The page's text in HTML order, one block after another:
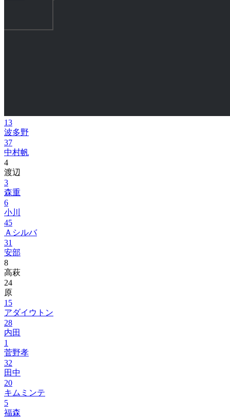
13
波多野
37
中村帆
4
渡辺
3
森重
6
小川
45
Ａシルバ
31
安部
8
高萩
24
原
15
アダイウトン
28
内田
1
菅野孝
32
田中
20
キムミンテ
5
福森